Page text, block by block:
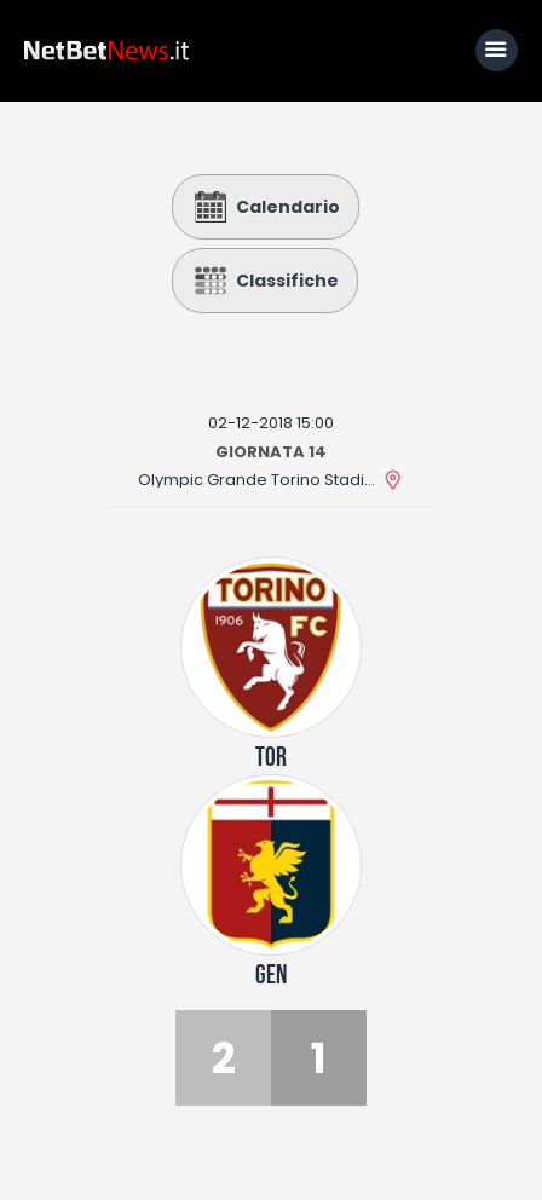
Calcio
Basket
Fantacalcio
I consigli di Giulia
Calendario
Classifiche
02-12-2018 15:00
GIORNATA 14
Olympic Grande Torino Stadium
TOR
GEN
2 1